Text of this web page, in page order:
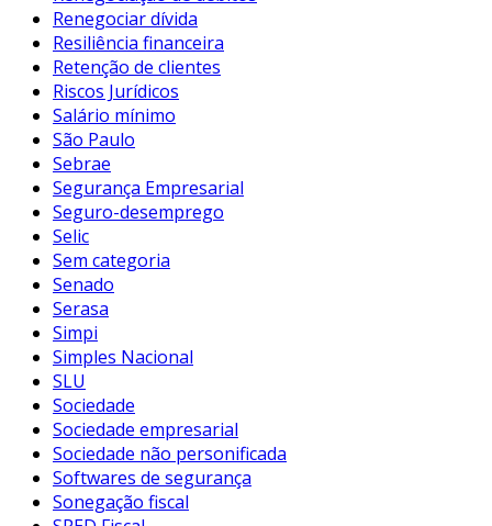
Renegociar dívida
Resiliência financeira
Retenção de clientes
Riscos Jurídicos
Salário mínimo
São Paulo
Sebrae
Segurança Empresarial
Seguro-desemprego
Selic
Sem categoria
Senado
Serasa
Simpi
Simples Nacional
SLU
Sociedade
Sociedade empresarial
Sociedade não personificada
Softwares de segurança
Sonegação fiscal